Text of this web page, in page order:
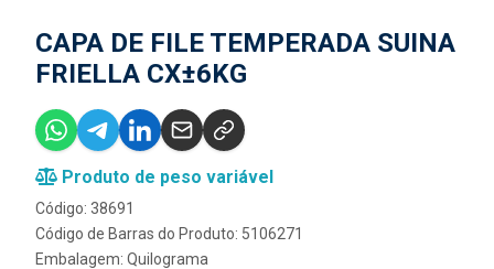
CAPA DE FILE TEMPERADA SUINA
FRIELLA CX±6KG
Produto de peso variável
Código: 38691
Código de Barras do Produto: 5106271
Embalagem: Quilograma